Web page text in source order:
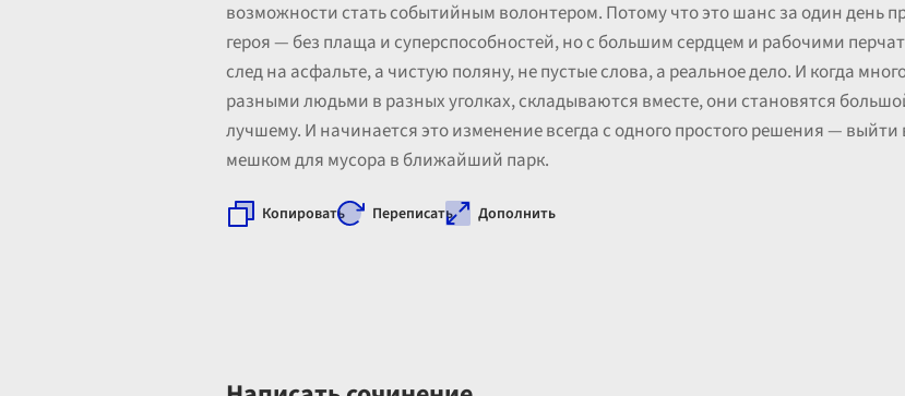
возможности стать событийным волонтером. Потому что это шанс за один день
героя — без плаща и суперспособностей, но с большим сердцем и рабочими
след на асфальте, а чистую поляну, не пустые слова, а реальное дело. И когда
разными людьми в разных уголках, складываются вместе, они становятся
лучшему. И начинается это изменение всегда с одного простого решения —
мешком для мусора в ближайший парк.
Копировать Переписать Дополнить